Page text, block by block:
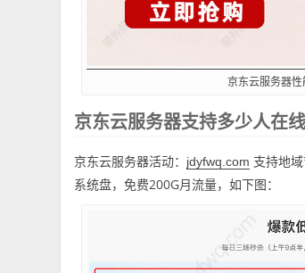
京东云服务器
京东云服务器支持多少人在线
京东云服务器活动： jdyfwq.com 支持地
系统盘，免费200G月流量，如下图：